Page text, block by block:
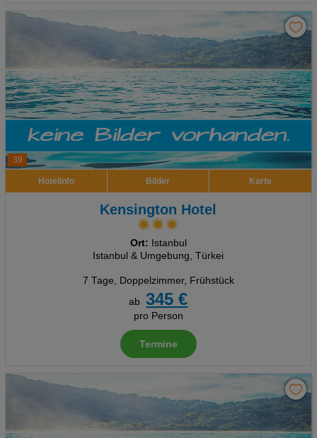
39
Hotelinfo Bilder Karte
Kensington Hotel
Ort: Istanbul
Istanbul & Umgebung, Türkei
7 Tage, Doppelzimmer, Frühstück
ab
345 €
pro Person
Termine